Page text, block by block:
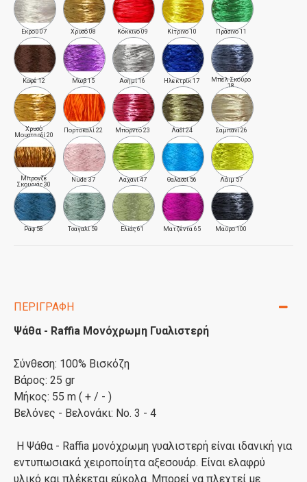
Εκρού 07 Χρυσό 08 Κόκκινο 09 Κίτρινο 10 Πράσινο 11
Καφέ 12 Μωβ 15 Ασημί 16 Ηλεκτρίκ 17
Μπελ Σκούρο
18
Χρυσό
Μουσταρδί 20
Πορτοκαλί 22 Μπορντό 23 Λαδί 24 Σαμπανί 26
Μπρονζέ
Σκουριάς 30
Nude 37 Λαχανί 47 Θαλασσί 56 Λάιμ 57
Ραφ 58 Τσαγαλί 59 Ελιάς 61 Ματζέντα 65 Μαύρο 100
ΠΕΡΙΓΡΑΦΉ
Ψάθα - Raffia Μονόχρωμη Γυαλιστερή
Σύνθεση: 100% Βισκόζη
Βάρος: 25 gr
Μήκος: 55 m ( + / - )
Βελόνες - Βελονάκι: Νο. 3 - 4
Η Ψάθα - Raffia μονόχρωμη γυαλιστερή είναι ιδανική για
εντυπωσιακά χειροποίητα αξεσουάρ. Είναι ελαφρύ
υλικό και πλέκεται εύκολα. Μπορεί να πλεχτεί με